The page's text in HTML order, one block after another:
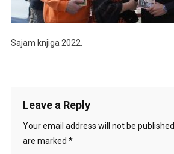
Sajam knjiga 2022.
Leave a Reply
Your email address will not be published.
are marked *